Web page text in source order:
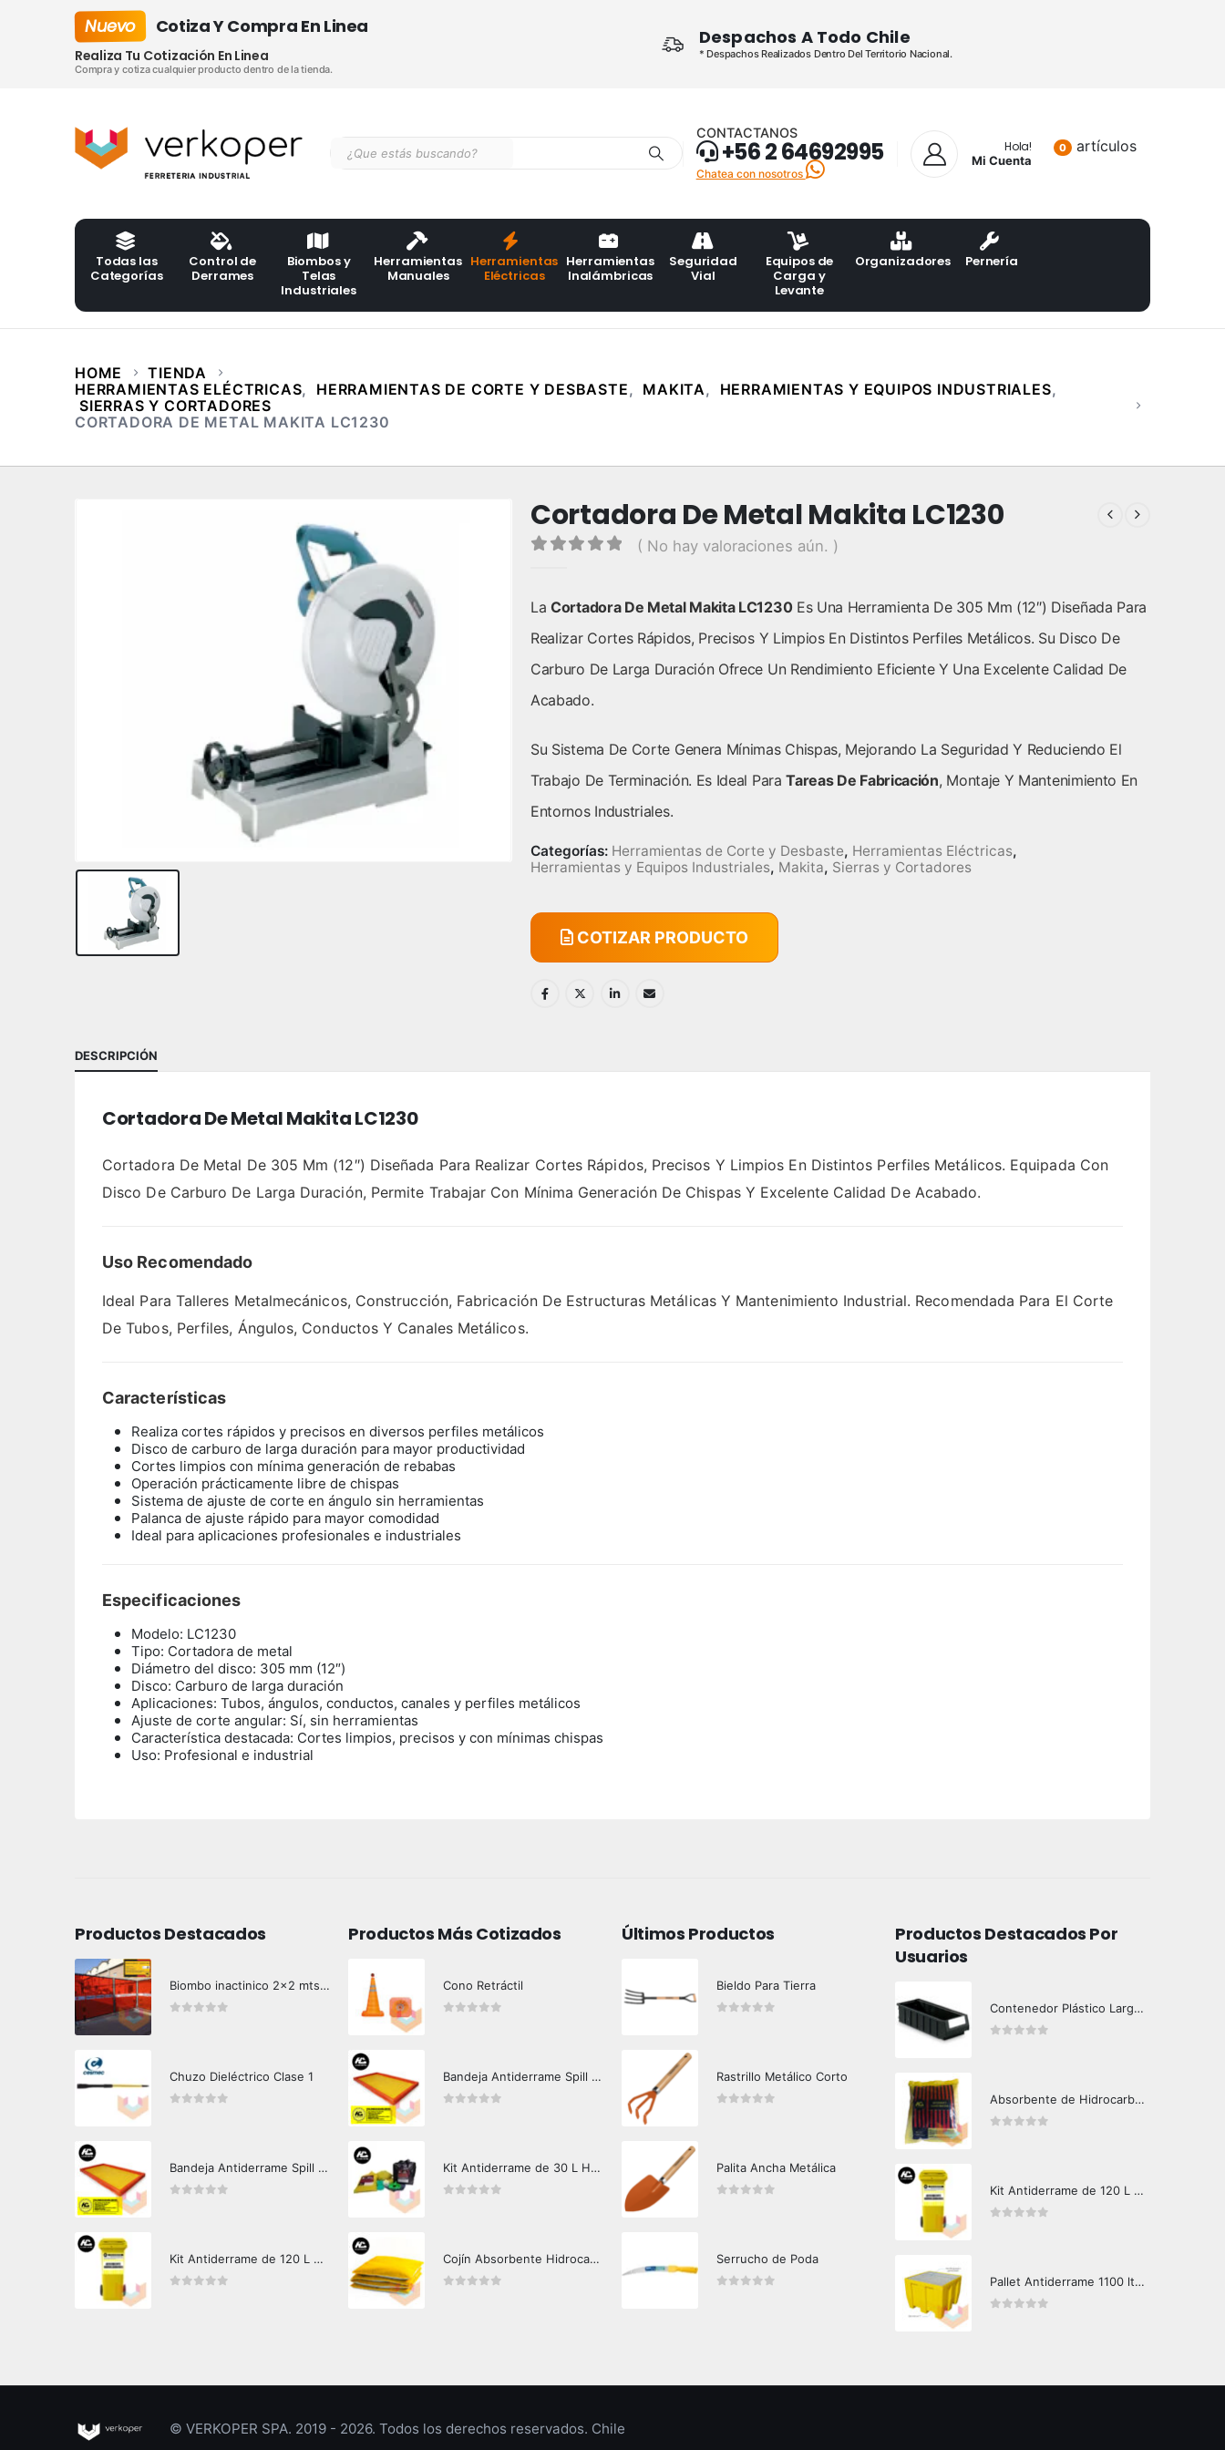
Despachos A Todo Chile
* Despachos Realizados Dentro Del Territorio Nacional.
Nuevo Cotiza Y Compra En Linea
Realiza Tu Cotización En Linea
Compra y cotiza cualquier producto dentro de la tienda.
CONTACTANOS
+56 2 64692995
Chatea con nosotros
Hola!
Mi Cuenta
0 artículos
Todas las
Categorías
Control de
Derrames
Biombos y
Telas
Industriales
Herramientas
Manuales
Herramientas
Eléctricas
Herramientas
Inalámbricas
Seguridad
Vial
Equipos de
Carga y
Levante
Organizadores Pernería
HOME
TIENDA
HERRAMIENTAS ELÉCTRICAS, HERRAMIENTAS DE CORTE Y DESBASTE, MAKITA, HERRAMIENTAS Y EQUIPOS INDUSTRIALES,
SIERRAS Y CORTADORES
CORTADORA DE METAL MAKITA LC1230
Cortadora De Metal Makita LC1230
( No hay valoraciones aún. )
LaCortadora De Metal Makita LC1230Es Una Herramienta De 305 Mm (12″) Diseñada Para
Realizar Cortes Rápidos, Precisos Y Limpios En Distintos Perfiles Metálicos. Su Disco De
Carburo De Larga Duración Ofrece Un Rendimiento Eficiente Y Una Excelente Calidad De
Acabado.
Su Sistema De Corte Genera Mínimas Chispas, Mejorando La Seguridad Y Reduciendo El
Trabajo De Terminación. Es Ideal ParaTareas De Fabricación, Montaje Y Mantenimiento En
Entornos Industriales.
Categorías: Herramientas de Corte y Desbaste, Herramientas Eléctricas,
Herramientas y Equipos Industriales, Makita, Sierras y Cortadores
COTIZAR PRODUCTO
DESCRIPCIÓN
Cortadora De Metal Makita LC1230
Cortadora De Metal De 305 Mm (12″) Diseñada Para Realizar Cortes Rápidos, Precisos Y Limpios En Distintos Perfiles Metálicos. Equipada Con
Disco De Carburo De Larga Duración, Permite Trabajar Con Mínima Generación De Chispas Y Excelente Calidad De Acabado.
Uso Recomendado
Ideal Para Talleres Metalmecánicos, Construcción, Fabricación De Estructuras Metálicas Y Mantenimiento Industrial. Recomendada Para El Corte
De Tubos, Perfiles, Ángulos, Conductos Y Canales Metálicos.
Características
Realiza cortes rápidos y precisos en diversos perfiles metálicos
Disco de carburo de larga duración para mayor productividad
Cortes limpios con mínima generación de rebabas
Operación prácticamente libre de chispas
Sistema de ajuste de corte en ángulo sin herramientas
Palanca de ajuste rápido para mayor comodidad
Ideal para aplicaciones profesionales e industriales
Especificaciones
Modelo: LC1230
Tipo: Cortadora de metal
Diámetro del disco: 305 mm (12″)
Disco: Carburo de larga duración
Aplicaciones: Tubos, ángulos, conductos, canales y perfiles metálicos
Ajuste de corte angular: Sí, sin herramientas
Característica destacada: Cortes limpios, precisos y con mínimas chispas
Uso: Profesional e industrial
Productos Destacados
Biombo inactinico 2x2 mts Hazard Control
Chuzo Dieléctrico Clase 1
Bandeja Antiderrame Spill Barrier 346 litros Certificada
Kit Antiderrame de 120 L Hazard Control (Hidrocarburos - Biodegradable)
Productos Más Cotizados
Cono Retráctil
Bandeja Antiderrame Spill Barrier 117 lts Certificada
Kit Antiderrame de 30 L Hazard Control (Hidrocarburos - Biodegradable)
Cojín Absorbente Hidrocarburos Hazard Control
Últimos Productos
Bieldo Para Tierra
Rastrillo Metálico Corto
Palita Ancha Metálica
Serrucho de Poda
Productos Destacados Por
Usuarios
Contenedor Plástico Largo 501606
Absorbente de Hidrocarburos Hazard Control 1kg
Kit Antiderrame de 120 L Hazard Control (Hidrocarburos - Biodegradable)
Pallet Antiderrame 1100 lts IBC A
© VERKOPER SPA. 2019 - 2026. Todos los derechos reservados. Chile